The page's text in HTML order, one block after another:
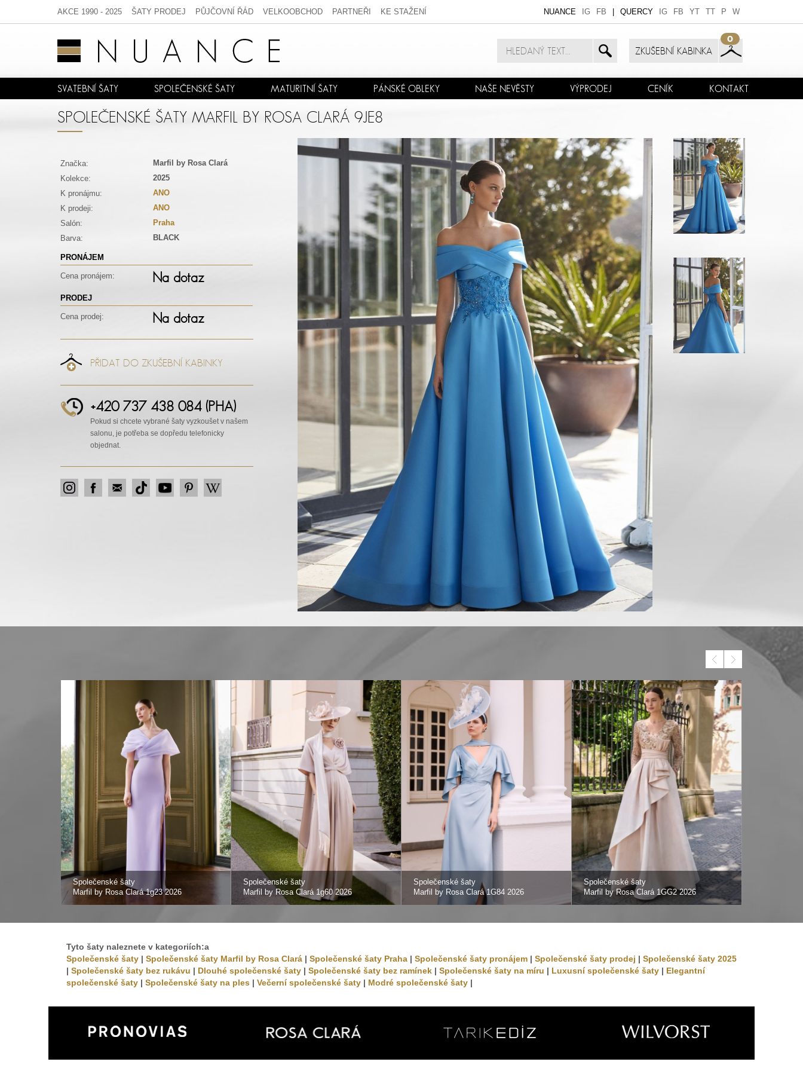
AKCE 1990 - 2025 ŠATY PRODEJ PŮJČOVNÍ ŘÁD VELKOOBCHOD PARTNEŘI KE STAŽENÍ NUANCE IG FB QUERCY IG FB YT TT P W
0
ZKUŠEBNÍ KABINKA
SVATEBNÍ ŠATY SPOLEČENSKÉ ŠATY MATURITNÍ ŠATY PÁNSKÉ OBLEKY NAŠE NEVĚSTY VÝPRODEJ CENÍK KONTAKT
SPOLEČENSKÉ ŠATY MARFIL BY ROSA CLARÁ 9JE8
Značka:
Marfil by Rosa Clará
Kolekce:
2025
K pronájmu:
ANO
K prodeji:
ANO
Salón:
Praha
Barva:
BLACK
PRONÁJEM
Cena pronájem: Na dotaz
PRODEJ
Cena prodej: Na dotaz
PŘIDAT DO ZKUŠEBNÍ KABINKY
+420 737 438 084 (PHA)
Pokud si chcete vybrané šaty vyzkoušet v našem
salonu, je potřeba se dopředu telefonicky
objednat.
Společenské šaty
Marfil by Rosa Clará 1g23 2026
Společenské šaty
Marfil by Rosa Clará 1g60 2026
Společenské šaty
Marfil by Rosa Clará 1G84 2026
Společenské šaty
Marfil by Rosa Clará 1GG2 2026
Tyto šaty naleznete v kategoriích:a
Společenské šaty | Společenské šaty Marfil by Rosa Clará | Společenské šaty Praha | Společenské šaty pronájem | Společenské šaty prodej | Společenské šaty 2025
| Společenské šaty bez rukávu | Dlouhé společenské šaty | Společenské šaty bez ramínek | Společenské šaty na míru | Luxusní společenské šaty | Elegantní
společenské šaty | Společenské šaty na ples | Večerní společenské šaty | Modré společenské šaty |